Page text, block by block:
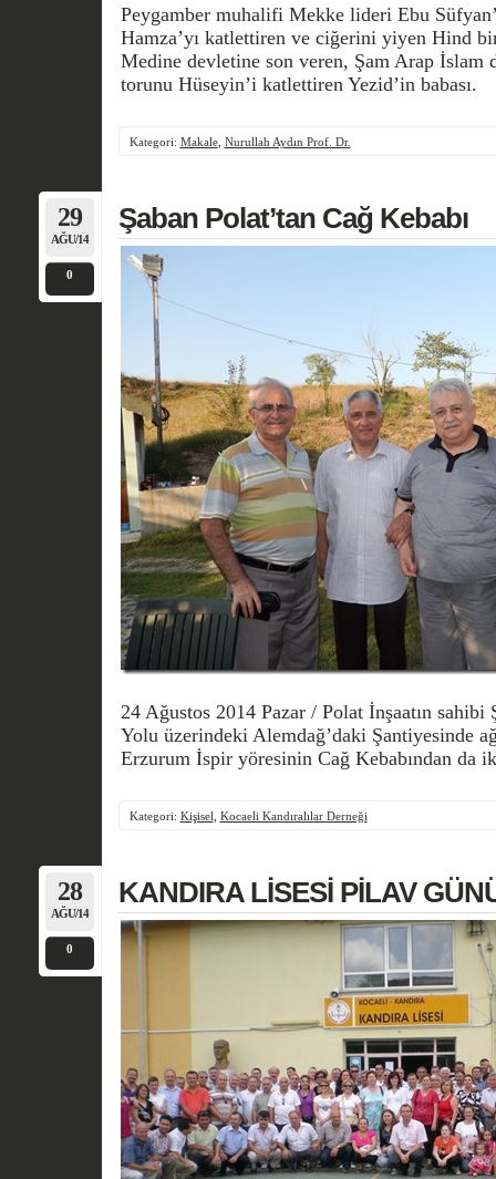
Peygamber muhalifi Mekke lideri Ebu
Hamza’yı katlettiren ve ciğerini yiyen Hind
Medine devletine son veren, Şam Arap İslam
torunu Hüseyin’i katlettiren Yezid’in babası.
Kategori: Makale, Nurullah Aydın Prof. Dr.
29
AĞU/14
0
Şaban Polat’tan Cağ Kebabı
24 Ağustos 2014 Pazar / Polat İnşaatın sahibi
Yolu üzerindeki Alemdağ’daki Şantiyesinde
Erzurum İspir yöresinin Cağ Kebabından da
Kategori: Kişisel Kocaeli Kandıralılar Derneği
28
AĞU/14
0
KANDIRA LİSESİ PİLAV